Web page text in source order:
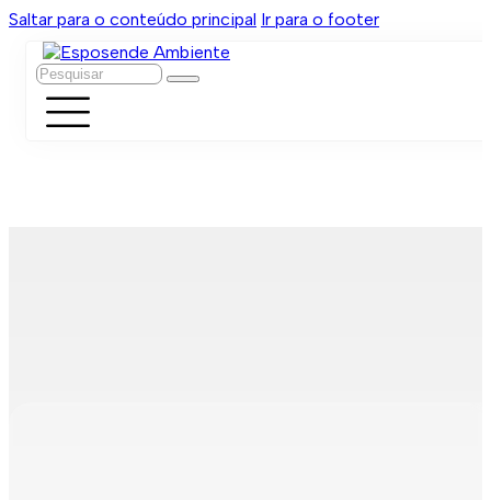
Saltar para o conteúdo principal Ir para o footer
Pesquisar